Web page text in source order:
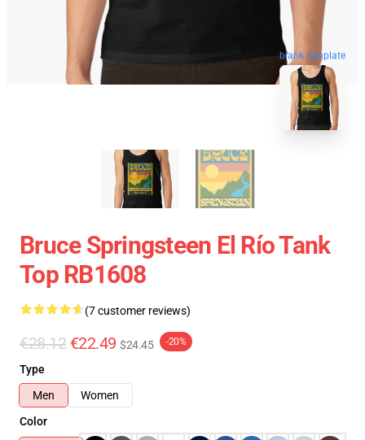
blank template
Bruce Springsteen El Río Tank
Top RB1608
(7 customer reviews)
€28.12 €22.49 $24.45 -20%
Type
Men
Women
Color